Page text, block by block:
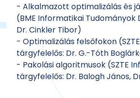
- Alkalmazott optimalizálás és
(BME Informatikai Tudományok
Dr. Cinkler Tibor)
- Optimalizálás felsőfokon
tárgyfelelős: Dr. G.-Tóth
- Pakolási algoritmusok (SZTE
tárgyfelelős: Dr. Balogh János,